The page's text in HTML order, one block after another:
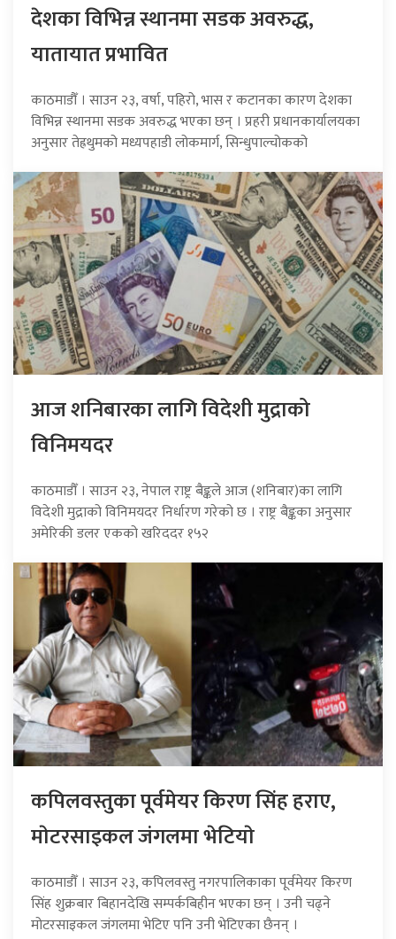
देशका विभिन्न स्थानमा सडक अवरुद्ध,
यातायात प्रभावित
काठमाडौँ । साउन २३, वर्षा, पहिरो, भास र कटानका कारण देशका
विभिन्न स्थानमा सडक अवरुद्ध भएका छन् । प्रहरी प्रधानकार्यालयका
अनुसार तेह्रथुमको मध्यपहाडी लोकमार्ग, सिन्धुपाल्चोकको
आज शनिबारका लागि विदेशी मुद्राको
विनिमयदर
काठमाडौँ । साउन २३, नेपाल राष्ट्र बैङ्कले आज (शनिबार)का लागि
विदेशी मुद्राको विनिमयदर निर्धारण गरेको छ । राष्ट्र बैङ्कका अनुसार
अमेरिकी डलर एकको खरिददर १५२
कपिलवस्तुका पूर्वमेयर किरण सिंह हराए,
माेटरसाइकल जंगलमा भेटियाे
काठमाडौँ । साउन २३, कपिलवस्तु नगरपालिकाका पूर्वमेयर किरण
सिंह शुक्रबार बिहानदेखि सम्पर्कबिहीन भएका छन् । उनी चढ्ने
मोटरसाइकल जंगलमा भेटिए पनि उनी भेटिएका छैनन् ।